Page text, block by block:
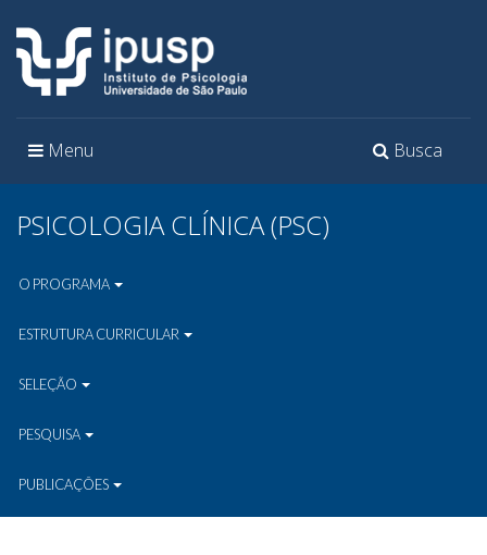
Toggle
Busca
Toggle
Menu
PSICOLOGIA CLÍNICA (PSC)
O PROGRAMA
ESTRUTURA CURRICULAR
SELEÇÃO
PESQUISA
PUBLICAÇÕES